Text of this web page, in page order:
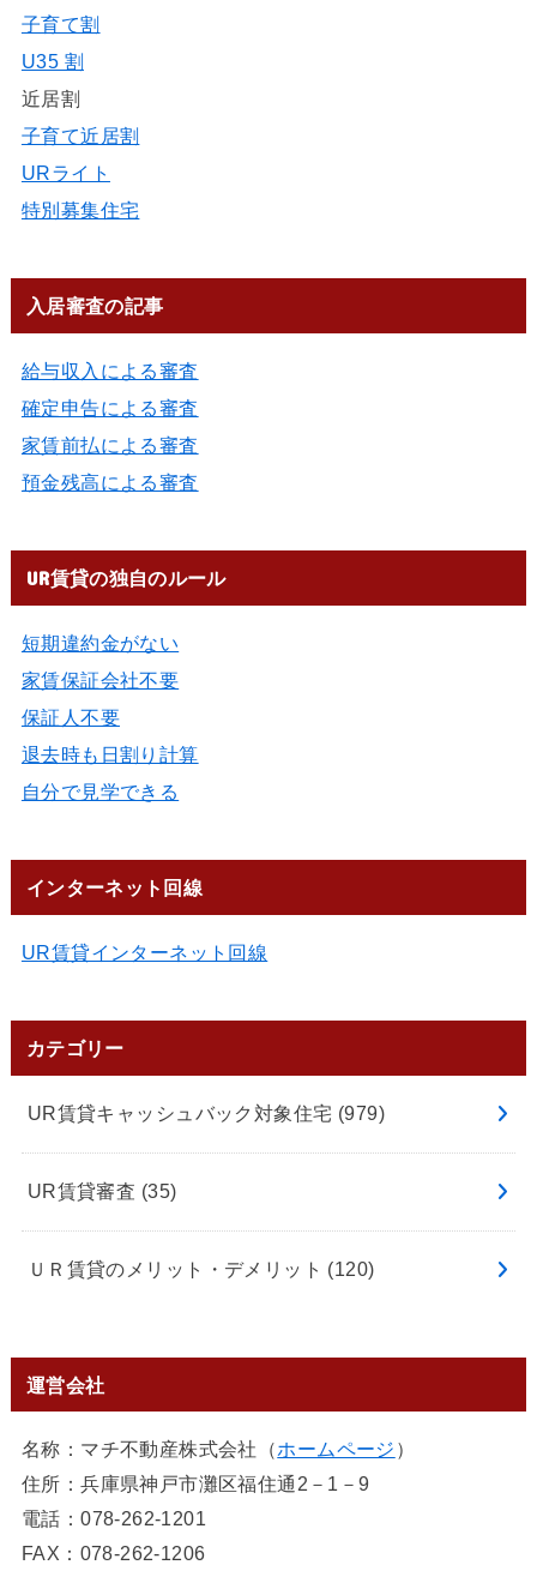
子育て割
U35 割
近居割
子育て近居割
URライト
特別募集住宅
入居審査の記事
給与収入による審査
確定申告による審査
家賃前払による審査
預金残高による審査
UR賃貸の独自のルール
短期違約金がない
家賃保証会社不要
保証人不要
退去時も日割り計算
自分で見学できる
インターネット回線
UR賃貸インターネット回線
カテゴリー
UR賃貸キャッシュバック対象住宅 (979)
UR賃貸審査 (35)
ＵＲ賃貸のメリット・デメリット (120)
運営会社
名称：マチ不動産株式会社（ホームページ ）
住所：兵庫県神戸市灘区福住通2－1－9
電話：078-262-1201
FAX：078-262-1206